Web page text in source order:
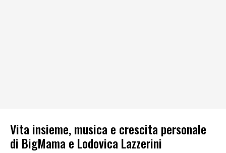
Vita insieme, musica e crescita personale
di BigMama e Lodovica Lazzerini